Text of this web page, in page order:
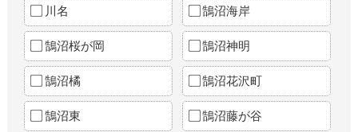
川名 鵠沼海岸
鵠沼桜が岡 鵠沼神明
鵠沼橘 鵠沼花沢町
鵠沼東 鵠沼藤が谷